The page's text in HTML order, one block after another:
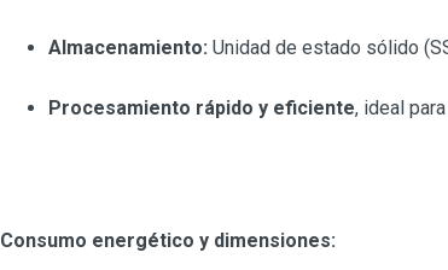
Almacenamiento: Unidad de estado sólido
Procesamiento rápido y eficiente, ideal
Consumo energético y dimensiones: